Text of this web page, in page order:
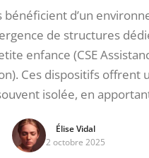
bénéficient d’un
de structures
enfance (CSE
Ces dispositifs offrent
isolée, en
Élise Vidal
2 octobre 2025